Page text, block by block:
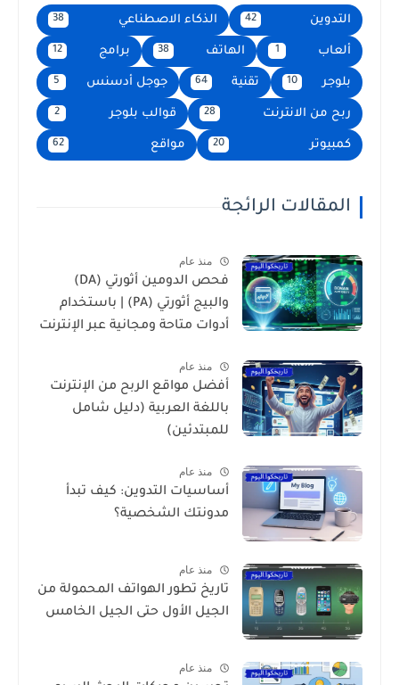
التدوين 42 الذكاء الاصطناعي 38
ألعاب 1 الهاتف 38 برامج 12
بلوجر 10 تقنية 64 جوجل أدسنس 5
ربح من الانترنت 28 قوالب بلوجر 2
كمبيوتر 20 مواقع 62
المقالات الرائجة
منذ عام
فحص الدومين أثورتي (DA)
والبيج أثورتي (PA) | باستخدام
أدوات متاحة ومجانية عبر الإنترنت
منذ عام
أفضل مواقع الربح من الإنترنت
باللغة العربية (دليل شامل
للمبتدئين)
منذ عام
أساسيات التدوين: كيف تبدأ
مدونتك الشخصية؟
منذ عام
تاريخ تطور الهواتف المحمولة من
الجيل الأول حتى الجيل الخامس
منذ عام